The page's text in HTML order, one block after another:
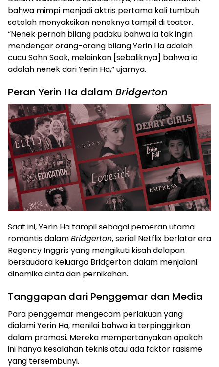
bahwa mimpi menjadi aktris pertama kali tumbuh
setelah menyaksikan neneknya tampil di teater.
“Nenek pernah bilang padaku bahwa ia tak ingin
mendengar orang-orang bilang Yerin Ha adalah
cucu Sohn Sook, melainkan [sebaliknya] bahwa ia
adalah nenek dari Yerin Ha,” ujarnya.
Peran Yerin Ha dalam Bridgerton
Saat ini, Yerin Ha tampil sebagai pemeran utama
romantis dalamBridgerton, serial Netflix berlatar era
Regency Inggris yang mengikuti kisah delapan
bersaudara keluarga Bridgerton dalam menjalani
dinamika cinta dan pernikahan.
Tanggapan dari Penggemar dan Media
Para penggemar mengecam perlakuan yang
dialami Yerin Ha, menilai bahwa ia terpinggirkan
dalam promosi. Mereka mempertanyakan apakah
ini hanya kesalahan teknis atau ada faktor rasisme
yang tersembunyi.